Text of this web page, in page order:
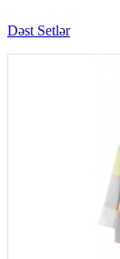
Dəst Setlər